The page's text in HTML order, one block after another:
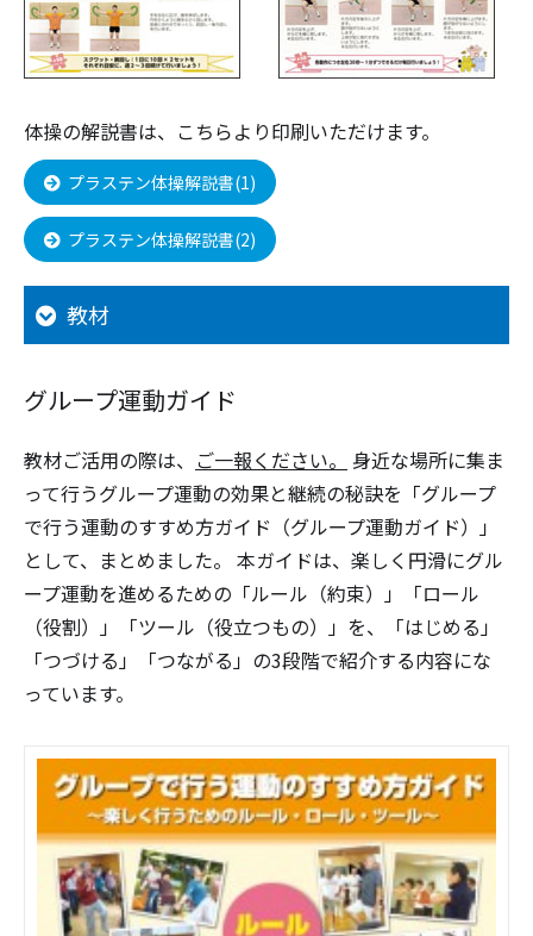
体操の解説書は、こちらより印刷いただけます。
プラステン体操解説書(1)
プラステン体操解説書(2)
教材
グループ運動ガイド
教材ご活用の際は、 ご一報ください。
身近な場所に集ま
って行うグループ運動の効果と継続の秘訣を「グループ
で行う運動のすすめ方ガイド（グループ運動ガイド）」
として、まとめました。 本ガイドは、楽しく円滑にグル
ープ運動を進めるための「ルール（約束）」「ロール
（役割）」「ツール（役立つもの）」を、「はじめる」
「つづける」「つながる」の3段階で紹介する内容にな
っています。